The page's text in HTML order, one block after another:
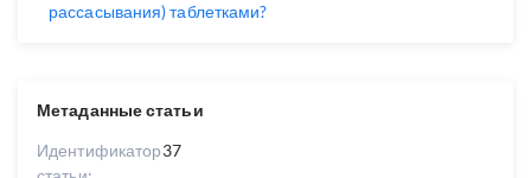
Метаданные статьи
Идентификатор37
рассасывания) таблетками?